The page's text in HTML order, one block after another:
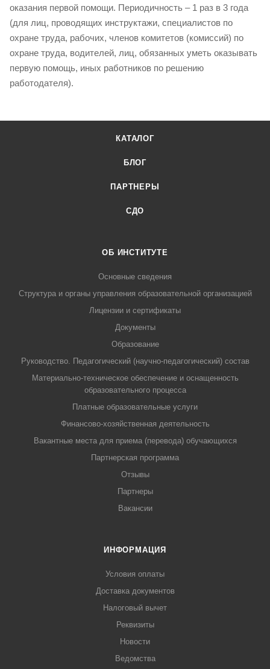
оказания первой помощи. Периодичность – 1 раз в 3 года
(для лиц, проводящих инструктажи, специалистов по
охране труда, рабочих, членов комитетов (комиссий) по
охране труда, водителей, лиц, обязанных уметь оказывать
первую помощь, иных работников по решению
работодателя).
КАТАЛОГ
БЛОГ
ПАРТНЕРЫ
СДО
ОБ ИНСТИТУТЕ
Основные сведения
Структура и органы управления образовательной организацией
Лицензии и сертификаты
Документы
Образование
Руководство. Педагогический (научно-педагогический) состав
Материально-техническое обеспечение и оснащенность
образовательного процесса
Платные образовательные услуги
Финансово-хозяйственная деятельность
Вакантные места для приема (перевода) обучающихся
Партнерская программа
Отзывы
Партнеры
Вакансии
ИНФОРМАЦИЯ
Условия оплаты
Доставка документов
Налоговый вычет
Реквизиты
Новости
Ведомства